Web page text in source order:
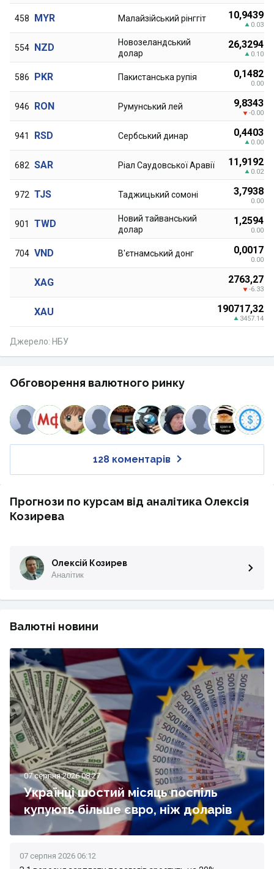
458 MYR Малайзійський рінггіт 10,9439
0.03
554 NZD
Новозеландський
долар
26,3294
0.10
586 PKR Пакистанська рупія 0,1482
0.00
946 RON Румунський лей 9,8343
-0.00
941 RSD Сербський динар 0,4403
0.00
682 SAR Ріал Саудовської Аравії 11,9192
0.02
972 TJS Таджицький сомоні 3,7938
0.00
901 TWD
Новий тайванський
долар
1,2594
0.00
704 VND В'єтнамський донг 0,0017
0.00
XAG 2763,27
-6.33
XAU 190717,32
3457.14
Джерело: НБУ
Обговорення валютного ринку
128 коментарів
Прогнози по курсам від аналітика Олексія
Козирева
Олексій Козирев
Аналітик
Валютні новини
07 серпня 2026 08:27
Українці шостий місяць поспіль
купують більше євро, ніж доларів
07 серпня 2026 06:12